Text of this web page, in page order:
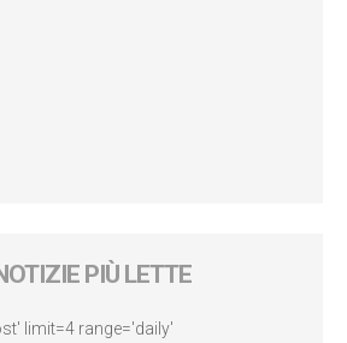
PIÙ LETTE
limit=4 range='daily'